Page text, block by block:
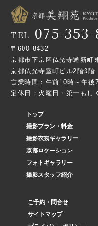
TEL 075-
〒600-8432
京都市下京区仏光寺通新町
京都仏光寺室町ビル2階3階
営業時間：午前10時～午後
定休日：火曜日・第一もし
トップ
撮影プラン・料金
撮影衣裳ギャラリー
京都ロケーション
フォトギャラリー
撮影スタッフ紹介
ご予約・問合せ
サイトマップ